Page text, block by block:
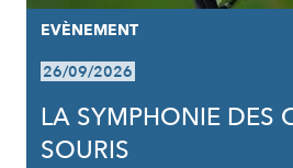
EVÈNEMENT
26/09/2026
LA SYMPHONIE DES
SOURIS